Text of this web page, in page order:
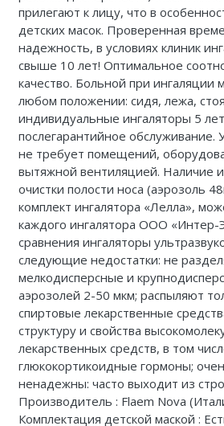
прилегают к лицу, что в
детских масок. Проверенная
надежность, в условиях клиник
свыше 10 лет! Оптимальное
качество. Больной при ингаляции
любом положении: сидя, лежа,
индивидуальные ингаляторы 5
послегарантийное обслуживание.
не требует помещений,
вытяжной вентиляцией. Наличие
очистки полости носа (аэрозоль
комплект ингалятора «Лелла»,
каждого ингалятора ООО «Интер-
сравнения ингаляторы
следующие недостатки: не
мелкодисперсные и
аэрозолей 2-50 мкм; распыляют
спиртовые лекарственные
структуру и свойства
лекарственных средств, в том
глюкокортикоидные гормоны;
ненадежны: часто выходит из
Производитель : Flaem Nova
Комплектация детской маской :